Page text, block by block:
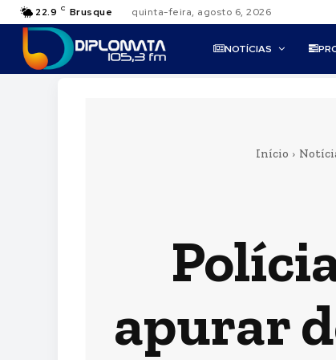
22.9 C Brusque quinta-feira, agosto 6, 2026
NOTÍCIAS
Início
apurar